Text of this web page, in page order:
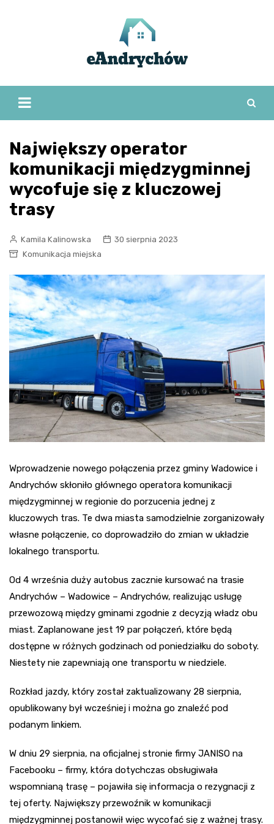
Największy operator
komunikacji międzygminnej
wycofuje się z kluczowej
trasy
Kamila Kalinowska
30 sierpnia 2023
Komunikacja miejska
Wprowadzenie nowego połączenia przez gminy Wadowice i
Andrychów skłoniło głównego operatora komunikacji
międzygminnej w regionie do porzucenia jednej z
kluczowych tras. Te dwa miasta samodzielnie zorganizowały
własne połączenie, co doprowadziło do zmian w układzie
lokalnego transportu.
Od 4 września duży autobus zacznie kursować na trasie
Andrychów – Wadowice – Andrychów, realizując usługę
przewozową między gminami zgodnie z decyzją władz obu
miast. Zaplanowane jest 19 par połączeń, które będą
dostępne w różnych godzinach od poniedziałku do soboty.
Niestety nie zapewniają one transportu w niedziele.
Rozkład jazdy, który został zaktualizowany 28 sierpnia,
opublikowany był wcześniej i można go znaleźć pod
podanym linkiem.
W dniu 29 sierpnia, na oficjalnej stronie firmy JANISO na
Facebooku – firmy, która dotychczas obsługiwała
wspomnianą trasę – pojawiła się informacja o rezygnacji z
tej oferty. Największy przewoźnik w komunikacji
międzygminnej postanowił więc wycofać się z ważnej trasy.